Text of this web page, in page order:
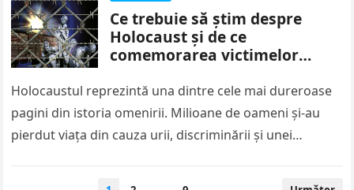
Ce trebuie să știm despre
Holocaust și de ce
comemorarea victimelor
Holocaustul reprezintă una dintre cele mai dureroase
pagini din istoria omenirii. Milioane de oameni și-au
pierdut viața din cauza urii, discriminării și unei